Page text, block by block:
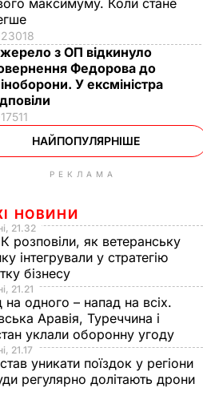
максимуму. Коли стане
23018
з ОП відкинуло
Федорова до
У ексміністра
17511
НАЙПОПУЛЯРНІШЕ
РЕКЛАМА
НОВИНИ
21.32
розповіли, як ветеранську
інтегрували у стратегію
бізнесу
21.21
на одного – напад на всіх.
Аравія, Туреччина і
уклали оборонну угоду
21.17
уникати поїздок у регіони
регулярно долітають дрони